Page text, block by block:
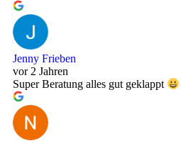
Jenny Frieben
vor 2 Jahren
Super Beratung alles gut geklappt